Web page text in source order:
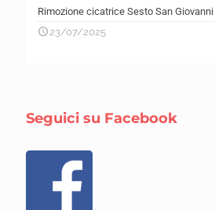
Rimozione cicatrice Sesto San Giovanni
23/07/2025
Seguici su Facebook